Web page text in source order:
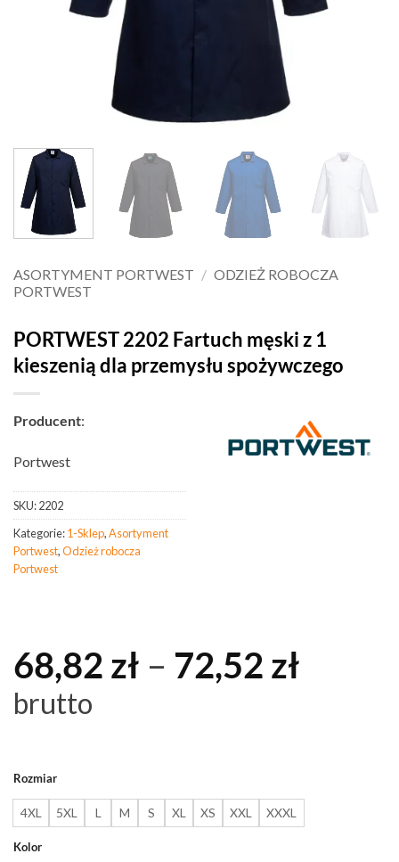
ASORTYMENT PORTWEST / ODZIEŻ ROBOCZA
PORTWEST
PORTWEST 2202 Fartuch męski z 1
kieszenią dla przemysłu spożywczego
Producent:
Portwest
SKU:2202
Kategorie:1-Sklep,Asortyment
Portwest,Odzież robocza
Portwest
68,82 zł – 72,52 zł
do
72,52
brutto
Rozmiar
4XL 5XL L M S XL XS XXL XXXL
Kolor